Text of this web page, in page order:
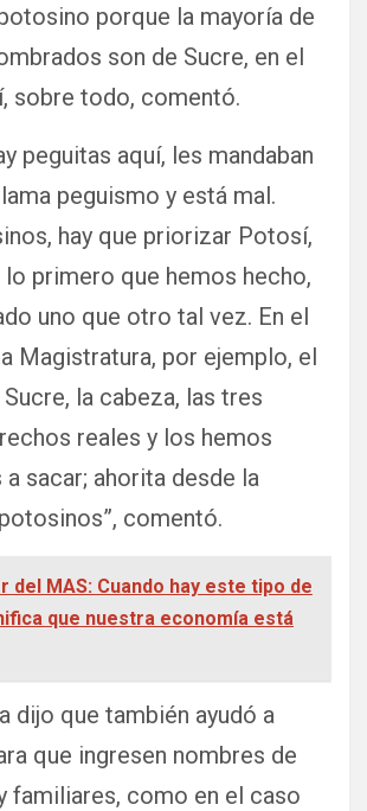
porque la mayoría de
son de Sucre, en el
sobre todo, comentó.
peguitas aquí, les mandaban
peguismo y está mal.
hay que priorizar Potosí,
primero que hemos hecho,
uno que otro tal vez. En el
Magistratura, por ejemplo, el
la cabeza, las tres
reales y los hemos
sacar; ahorita desde la
comentó.
del MAS: Cuando hay este tipo de
que nuestra economía está
dijo que también ayudó a
que ingresen nombres de
familiares, como en el caso